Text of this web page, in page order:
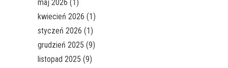
maj 2026 (1)
kwiecień 2026 (1)
styczeń 2026 (1)
grudzień 2025 (9)
listopad 2025 (9)